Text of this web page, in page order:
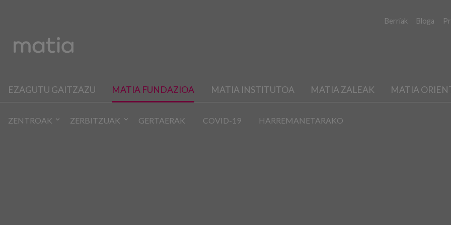
Berriak Bloga
EZAGUTU GAITZAZU MATIA FUNDAZIOA MATIA INSTITUTOA MATIA ZALEAK MATIA
ZENTROAK ZERBITZUAK GERTAERAK COVID-19 HARREMANETARAKO